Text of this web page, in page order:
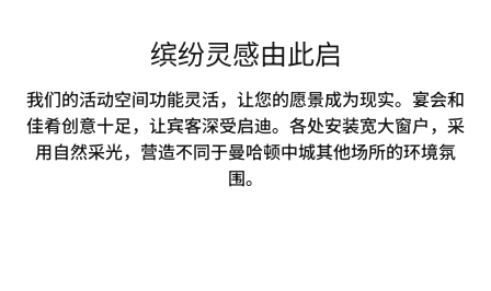
缤纷灵感由此启
我们的活动空间功能灵活，让您的愿景成为现实。宴会和
佳肴创意十足，让宾客深受启迪。各处安装宽大窗户，采
用自然采光，营造不同于曼哈顿中城其他场所的环境氛
围。